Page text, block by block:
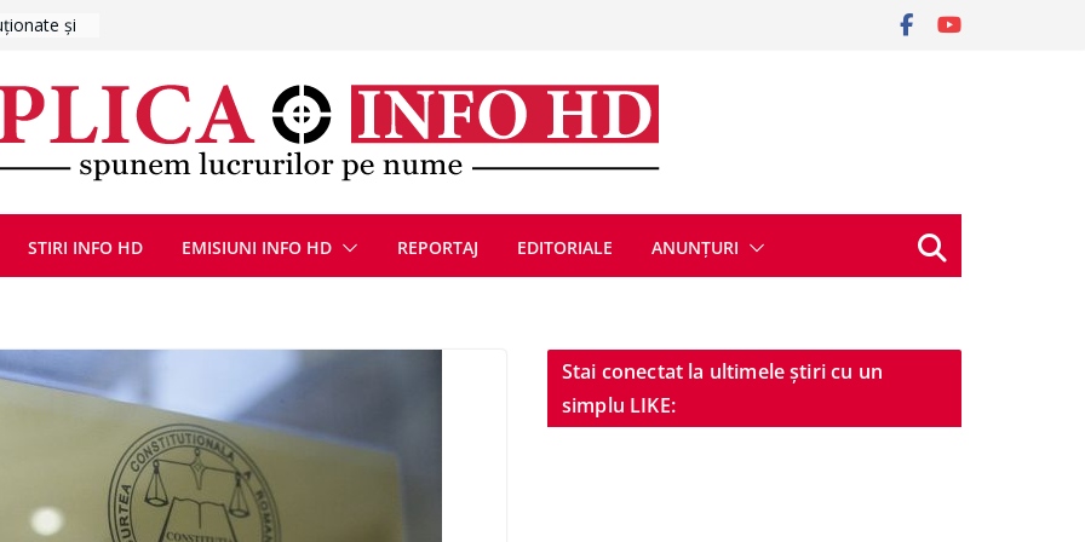
ÎN
STIRI INFO HD EMISIUNI INFO HD REPORTAJ EDITORIALE ANUNȚURI
Stai conectat la ultimele știri cu un
simplu LIKE: